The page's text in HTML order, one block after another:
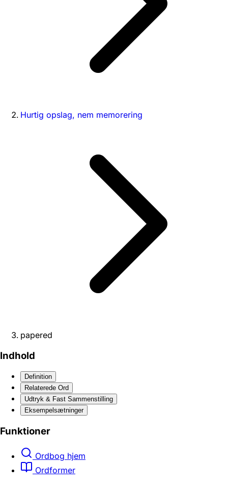
Hurtig opslag, nem memorering
papered
Indhold
Definition
Relaterede Ord
Udtryk & Fast Sammenstilling
Eksempelsætninger
Funktioner
Ordbog hjem
Ordformer